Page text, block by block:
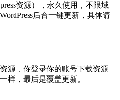
资源），永久使用，不限域
后台一键更新，具体请
源，你登录你的账号下载资源
样，最后是覆盖更新。